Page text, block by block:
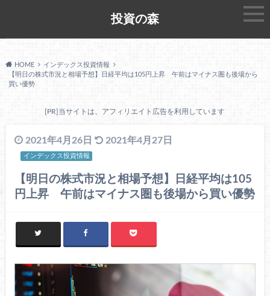
投資の森
HOME
インデックス投資情報
【明日の株式市況と相場予想】日経平均は105円上昇 午前はマイナス圏も後場から
買い優勢
[PR]当サイトは、アフィリエイト広告を利用しています
2021年4月26日 2021年4月27日
インデックス投資情報
【明日の株式市況と相場予想】日経平均は105
円上昇 午前はマイナス圏も後場から買い優勢